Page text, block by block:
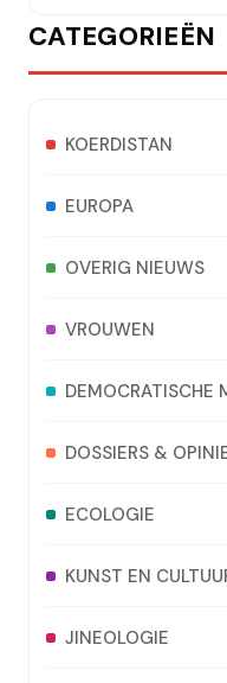
CATEGORIEËN
KOERDISTAN
EUROPA
OVERIG NIEUWS
VROUWEN
DEMOCRATISCHE
DOSSIERS &
ECOLOGIE
KUNST EN
JINEOLOGIE